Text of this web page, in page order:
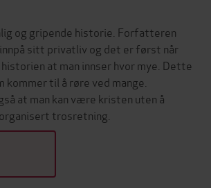
og gripende historie. Forfatteren
sitt privatliv og det er først når
at man innser hvor mye. Dette
kommer til å røre ved mange.
at man kan være kristen uten å
trosretning.